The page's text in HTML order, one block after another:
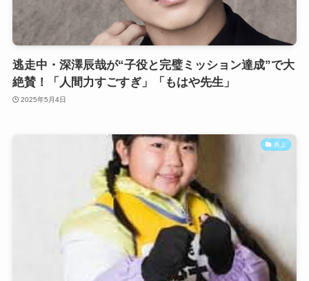
逃走中・深澤辰哉が“子役と完璧ミッション達成”で大
絶賛！「人間力すごすぎ」「もはや先生」
2025年5月4日
炎上